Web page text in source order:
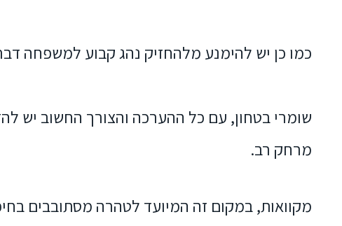
כמו כן יש להימנע מלהחזיק נהג קבוע למשפחה
שומרי בטחון, עם כל ההערכה והצורך החשוב יש
מרחק רב.
מקוואות, במקום זה המיועד לטהרה מסתובבים